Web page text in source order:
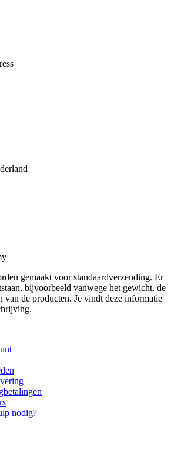
gemaakt voor standaardverzending. Er
bijvoorbeeld vanwege het gewicht, de
van de producten. Je vindt deze informatie
nodig?